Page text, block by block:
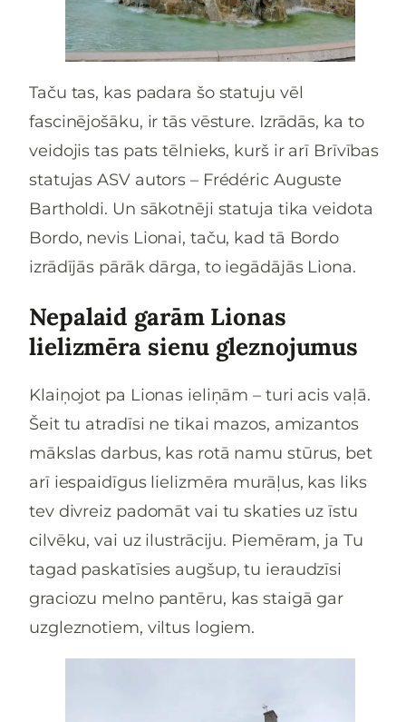
Taču tas, kas padara šo statuju vēl
fascinējošāku, ir tās vēsture. Izrādās, ka to
veidojis tas pats tēlnieks, kurš ir arī Brīvības
statujas ASV autors – Frédéric Auguste
Bartholdi. Un sākotnēji statuja tika veidota
Bordo, nevis Lionai, taču, kad tā Bordo
izrādījās pārāk dārga, to iegādājās Liona.
Nepalaid garām Lionas
lielizmēra sienu gleznojumus
Klaiņojot pa Lionas ieliņām – turi acis vaļā.
Šeit tu atradīsi ne tikai mazos, amizantos
mākslas darbus, kas rotā namu stūrus, bet
arī iespaidīgus lielizmēra murāļus, kas liks
tev divreiz padomāt vai tu skaties uz īstu
cilvēku, vai uz ilustrāciju. Piemēram, ja Tu
tagad paskatīsies augšup, tu ieraudzīsi
graciozu melno pantēru, kas staigā gar
uzgleznotiem, viltus logiem.